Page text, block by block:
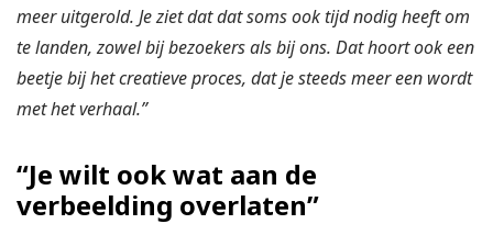
meer uitgerold. Je ziet dat dat soms ook tijd nodig heeft om
te landen, zowel bij bezoekers als bij ons. Dat hoort ook een
beetje bij het creatieve proces, dat je steeds meer een wordt
met het verhaal.”
“Je wilt ook wat aan de
verbeelding overlaten”